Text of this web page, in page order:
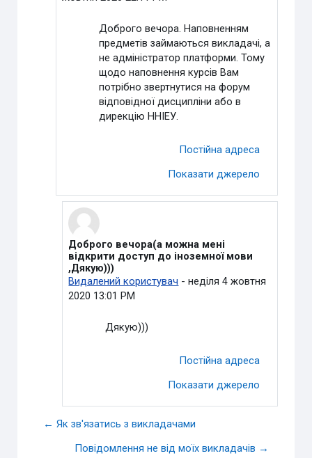
Доброго вечора. Наповненням
предметів займаються викладачі, а
не адміністратор платформи. Тому
щодо наповнення курсів Вам
потрібно звертнутися на форум
відповідної дисципліни або в
дирекцію ННІЕУ.
Постійна адреса
Показати джерело
У відповідь на Пащенко Богдан Сергійович
Доброго вечора(а можна мені
відкрити доступ до іноземної мови
,Дякую)))
Видалений користувач -неділя 4 жовтня
2020 13:01 PM
Дякую)))
Постійна адреса
Показати джерело
← Як зв'язатись з викладачами
Повідомлення не від моїх викладачів →